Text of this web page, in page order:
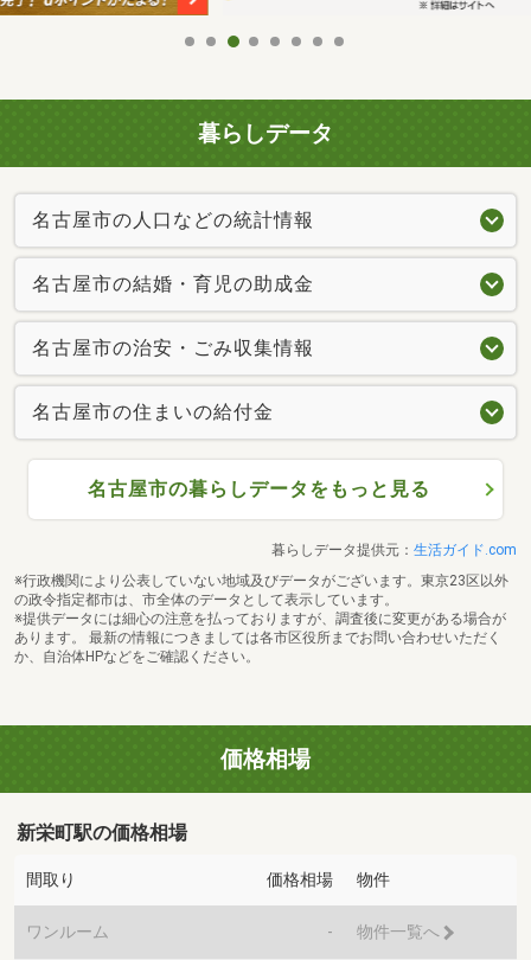
暮らしデータ
名古屋市の人口などの統計情報
名古屋市の結婚・育児の助成金
名古屋市の治安・ごみ収集情報
名古屋市の住まいの給付金
名古屋市の暮らしデータをもっと見る
暮らしデータ提供元： 生活ガイド.com
※行政機関により公表していない地域及びデータがございます。東京23区以外
の政令指定都市は、市全体のデータとして表示しています。
※提供データには細心の注意を払っておりますが、調査後に変更がある場合が
あります。 最新の情報につきましては各市区役所までお問い合わせいただく
か、自治体HPなどをご確認ください。
価格相場
新栄町駅の価格相場
間取り 価格相場 物件
ワンルーム - 物件一覧へ